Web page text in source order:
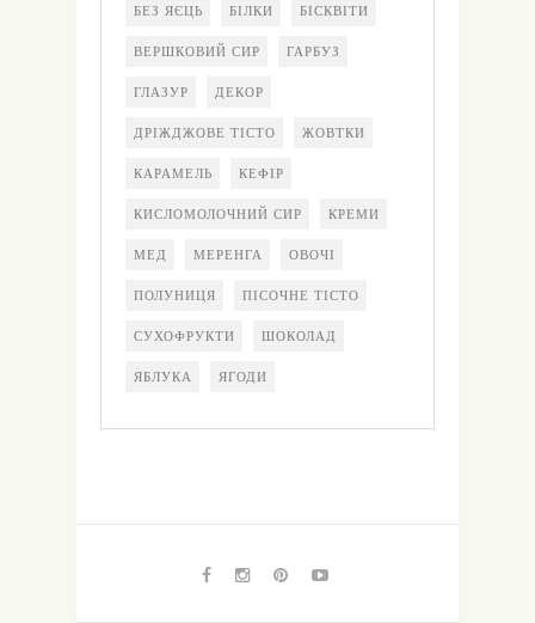
БЕЗ ЯЄЦЬ БІЛКИ БІСКВІТИ
ВЕРШКОВИЙ СИР ГАРБУЗ
ГЛАЗУР ДЕКОР
ДРІЖДЖОВЕ ТІСТО ЖОВТКИ
КАРАМЕЛЬ КЕФІР
КИСЛОМОЛОЧНИЙ СИР КРЕМИ
МЕД МЕРЕНГА ОВОЧІ
ПОЛУНИЦЯ ПІСОЧНЕ ТІСТО
СУХОФРУКТИ ШОКОЛАД
ЯБЛУКА ЯГОДИ